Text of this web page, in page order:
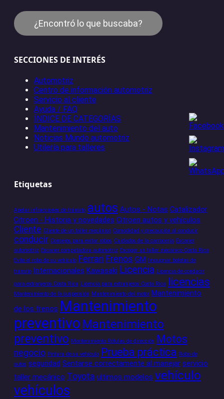
¿Encontró lo que buscaba?
SECCIONES DE INTERÉS
Automotriz
Centro de información automotriz
Servicio al cliente
Ayuda / FAQ
ÍNDICE DE CATEGORÍAS
Mantenimiento del auto
Noticias Mundo automotriz
Utilería para talleres
Etiquetas
Apelar infracciones de tránsito autos Autos - Notas Catalizador
Citroen - Historia y novedades Citroen autos y vehículos
Cliente Cliente de un taller mecánico Comodidad y precaución al conducir
conducir Consejos para evitar robos Cuidados de la carrocería Escaner
automotriz Escaner computadora automotriz Escoger un taller mecánico Costa Rica
Evite el robo de su vehículo Ferrari Frenos GM Impugnar boletas de
tránsito Internacionales Kawasaki Licencia Licencia de conducir
para extranjeros Costa Rica Licencia para extranjeros Costa Rica licencias
Mantenimiento de la suspensión Mantenimiento del motor Mantenimiento
de los frenos Mantenimiento
preventivo Mantenimiento
preventivo Mantenimiento Rótulas de dirección Motos
negocio Pintura de su vehículo Prueba práctica Robo de
autos seguridad Sentarse correctamente al manejar servicio
taller mecánico Toyota ultimos modelos vehículo
vehículos